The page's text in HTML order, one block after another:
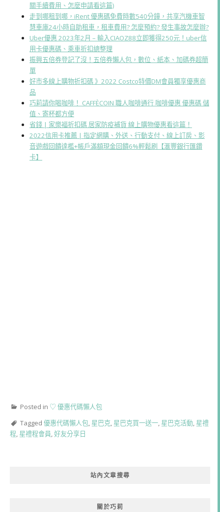
關手續費用、怎麼申請看這篇)
走到哪租到哪，iRent 優惠碼免費時數540分鐘，共享汽機車智
慧車庫24小時自助租車，租車費用? 怎麼預約? 發生事故怎麼辦?
Uber優惠 2023年2月 – 輸入CIAOZ88立即獲得250元！uber信
用卡優惠碼、乘車折扣總整理
振興五倍券登記了沒！五倍券懶人包，數位、紙本、加碼券超簡
單
好市多線上購物折扣碼 》2022 Costco特價DM會員獨享優惠商
品
巧莉請你喝咖啡！ CAFFÈCOIN 職人咖啡通行 咖啡優惠 優惠碼 儲
值、寄杯都方便
省錢 | 家樂福折扣碼 居家防疫補貨 線上購物優惠看這篇！
2022信用卡推薦 | 指定網購、外送、行動支付、線上訂房、影
音遊戲回饋達檻+帳戶滿額現金回饋6%輕鬆刷【滙豐銀行匯鑽
卡】
Posted in ♡ 優惠代碼懶人包
Tagged 優惠代碼懶人包, 星巴克, 星巴克買一送一, 星巴克活動, 星禮
程, 星禮程會員,好友分享日
站內文章搜尋
關於巧莉